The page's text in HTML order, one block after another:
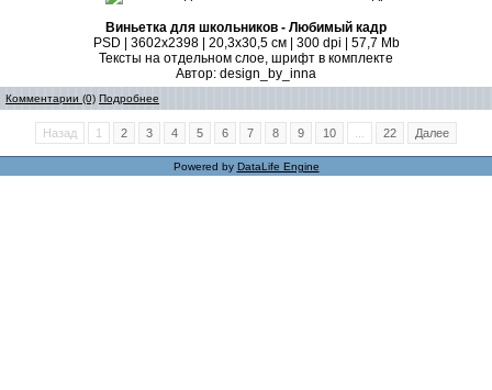
Виньетка для школьников - Любимый кадр
PSD | 3602х2398 | 20,3х30,5 см | 300 dpi | 57,7 Mb
Тексты на отдельном слое, шрифт в комплекте
Автор: design_by_inna
Комментарии (0) Подробнее
Назад 1 2 3 4 5 6 7 8 9 10 22 Далее
Powered by DataLife Engine